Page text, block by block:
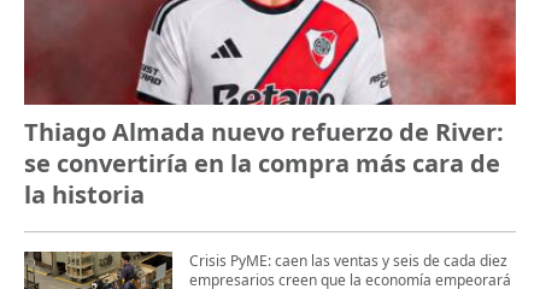
Thiago Almada nuevo refuerzo de River:
se convertiría en la compra más cara de
la historia
Crisis PyME: caen las ventas y seis de cada diez
empresarios creen que la economía empeorará